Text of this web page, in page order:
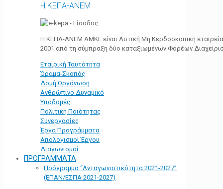
Η ΚΕΠΑ-ΑΝΕΜ
Η ΚΕΠΑ-ΑΝΕΜ ΑΜΚΕ είναι Αστική Μη Κερδοσκοπική
2001 από τη σύμπραξη δύο καταξιωμένων Φορέων
Εταιρική Ταυτότητα
Όραμα-Σκοπός
Δομή Οργάνωση
Ανθρώπινο Δυναμικό
Υποδομές
Πολιτική Ποιότητας
Συνεργασίες
Έργα Προγράμματα
Απολογισμοί Έργου
Διαγωνισμοί
ΠΡΟΓΡΑΜΜΑΤΑ
Πρόγραμμα “Ανταγωνιστικότητα 2021-2027”
(ΕΠΑΝ/ΕΣΠΑ 2021-2027)